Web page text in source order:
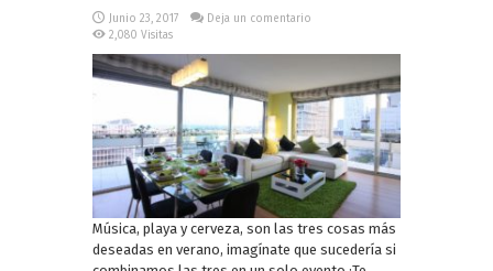
Junio 23, 2017
Deja un comentario
2,080 Visitas
Música, playa y cerveza, son las tres cosas más
deseadas en verano, imagínate que sucedería si